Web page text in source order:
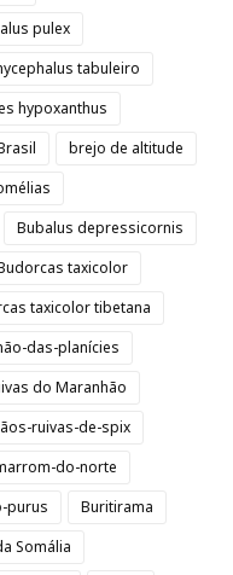
pulex
tabuleiro
hypoxanthus
brejo de altitude
Bubalus depressicornis
taxicolor
taxicolor tibetana
das-planícies
do Maranhão
ruivas-de-spix
do-norte
purus
Buritirama
Somália